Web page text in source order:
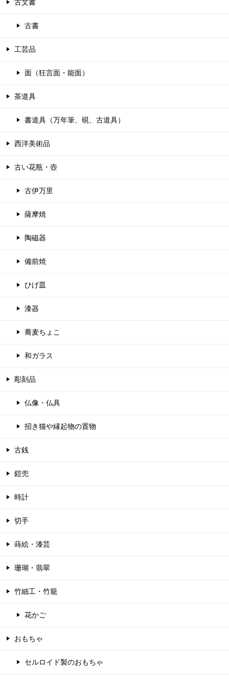
古文書
古書
工芸品
面（狂言面・能面）
茶道具
書道具（万年筆、硯、古道具）
西洋美術品
古い花瓶・壺
古伊万里
薩摩焼
陶磁器
備前焼
ひげ皿
漆器
蕎麦ちょこ
和ガラス
彫刻品
仏像・仏具
招き猫や縁起物の置物
古銭
鎧兜
時計
切手
蒔絵・漆芸
珊瑚・翡翠
竹細工・竹籠
花かご
おもちゃ
セルロイド製のおもちゃ